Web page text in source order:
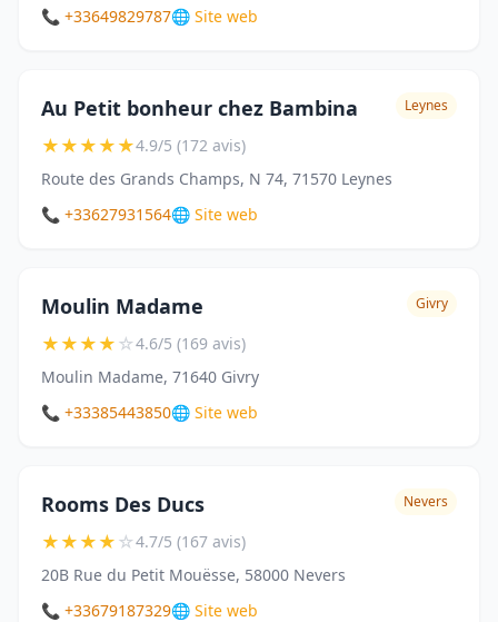
📞 +33649829787🌐 Site web
Au Petit bonheur chez Bambina Leynes
★★★★★4.9/5 (172 avis)
Route des Grands Champs, N 74, 71570 Leynes
📞 +33627931564🌐 Site web
Moulin Madame Givry
★★★★☆4.6/5 (169 avis)
Moulin Madame, 71640 Givry
📞 +33385443850🌐 Site web
Rooms Des Ducs Nevers
★★★★☆4.7/5 (167 avis)
20B Rue du Petit Mouësse, 58000 Nevers
📞 +33679187329🌐 Site web